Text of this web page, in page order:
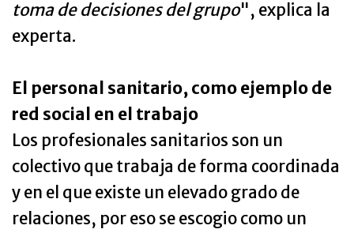
toma de decisiones del grupo", explica la
experta.
El personal sanitario, como ejemplo de
red social en el trabajo
Los profesionales sanitarios son un
colectivo que trabaja de forma coordinada
y en el que existe un elevado grado de
relaciones, por eso se escogio como un